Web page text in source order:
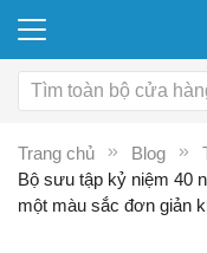
Trang chủ Blog
Bộ sưu tập kỷ niệm 40
một màu sắc đơn giản